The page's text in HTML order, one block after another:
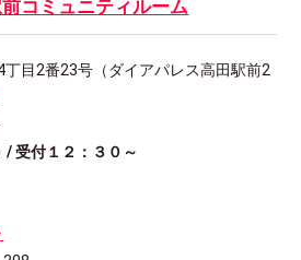
コミュニティルーム
目2番23号（ダイアパレス高田駅前2
/ 受付１２：３０～